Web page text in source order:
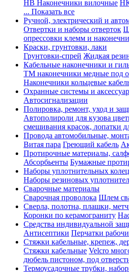
НВ Наконечники вилочные
... Показать все
Ручной, электрический и
Отвертки и наборы отверток
опрессовки клемм и
Краски, грунтовки, лаки
Грунтовки-спрей Жидкая
Кабельные наконечники и
ТМ наконечники медные под
Наконечники кольцевые
Охранные системы и
Автосигнализации
Полировка, ремонт, уход и
Автополироли для кузова
смешивания красок, лопатки
Провода автомобильные,
Витая пара Греющий кабель
Протирочные материалы,
Абсорбьенты Бумажные
Наборы уплотнительных
Наборы резиновых
Сварочные материалы
Сварочная проволока Шлем
Сверла, полотна, плашки,
Коронки по керамограниту
Средства индивидуальной
Антисептики Перчатки
Стяжки кабельные, крепеж,
Стяжки кабельные Velcro
дюбель пистоном, под
Термоусадочные трубки,